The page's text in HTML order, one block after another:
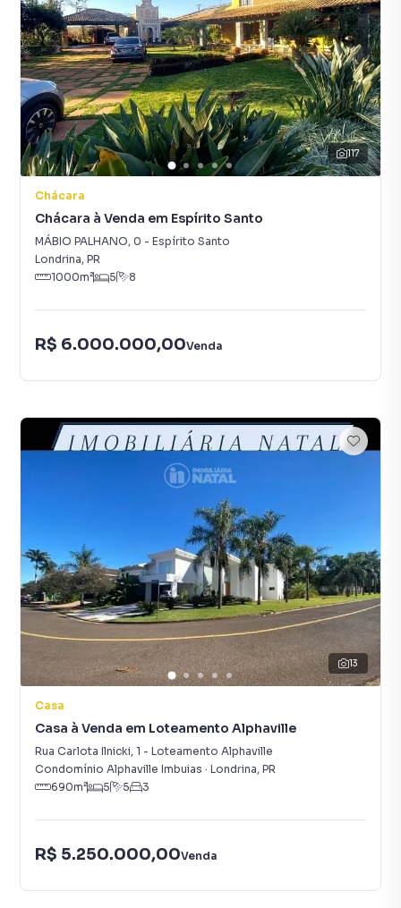
117
Chácara
Chácara à Venda em Espírito Santo
MÁBIO PALHANO, 0 - Espírito Santo
Londrina, PR
1000m² 5 8
R$ 6.000.000,00Venda
13
Casa
Casa à Venda em Loteamento Alphaville
Rua Carlota Ilnicki, 1 - Loteamento Alphaville
Condomínio Alphaville Imbuias · Londrina, PR
690m² 5 5 3
R$ 5.250.000,00Venda